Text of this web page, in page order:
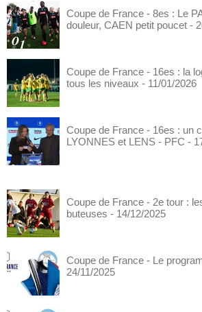
Coupe de France - 8es : Le
douleur, CAEN petit poucet -
Coupe de France - 16es : la
tous les niveaux - 11/01/2026
Coupe de France - 16es : un
LYONNES et LENS - PFC -
Coupe de France - 2e tour :
buteuses - 14/12/2025
Coupe de France - Le
24/11/2025